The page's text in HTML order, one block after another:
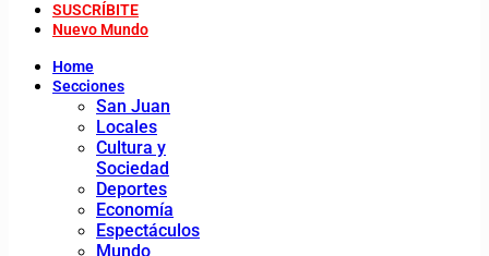
SUSCRÍBITE
Nuevo Mundo
Home
Secciones
San Juan
Locales
Cultura y
Sociedad
Deportes
Economía
Espectáculos
Mundo